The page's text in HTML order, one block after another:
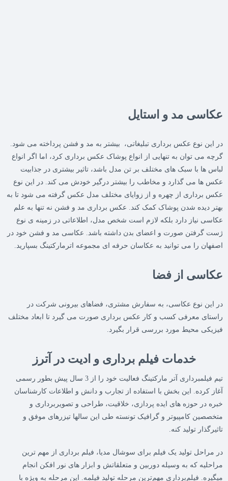
عکاسی مد و استایل
در این نوع عکس برداری تبلیغاتی، بیشتر به مد و فشن پرداخته می شود.
گرچه می توان به تنهایی از انواع پوشاک عکس برداری کرد، اما اگر انواع
لباس ها با سبک های مختلف بر تن مدل باشد، تاثیر بیشتری در جذابیت
عکس ها می گذارد و مخاطب را بیشتر درگیر خودش می کند. در این نوع
عکس برداری از چهره و از زوایای مختلف مدل عکس گرفته می شود تا به
بهتر دیده شدن پوشاک کمک کند. عکس برداری مد و فشن نه تنها به علم
عکاسی نیاز دارد بلکه لازم است شخص مدل، اطلاعاتی در زمینه ی نوع
ژست گرفتن صورت و اعضای بدن داشته باشد. عکاسی مد و فشن خود در
اصفهان را می توانید به عکاسان حرفه ای مجموعه اترمارکتینگ بسپارید.
عکاسی از فضا
در این نوع عکاسی، به سفارش مشتری، فضاهای بیرونی شرکت در
راستای معرفی کسب و کار عکس برداری صورت می گیرد تا ابعاد مختلف
فیزیکی محیط مورد بررسی قرار بگیرد.
خدمات فیلم برداری و ادیت در آترز
تیم فیلمبرداری آتر مارکتینگ فعالیت خود را از 3 سال پیش بطور رسمی
آغاز کرده. این بخش با استفاده از تجارب و دانش و اطلاعات کارشناسان
خبره در حوزه های ایده پردازی، خلاقیت، طراحی و تصویربرداری و
متخصصین کامپیوتر و گرافیک تونسته طی این سالها تیزرهای موفق و
تاثیرگذار تولید کنه.
در مراحل تولید یک فیلم برای سوشال مدیا، فیلم برداری از مهم ترین
مراحلیه که به وسیله دوربین و متعلقاتش و ابزار های نور افکن انجام
میگیره. فیلم‌برداری مهم‌ترین مرحله تولید فیلمه. این مرحله به ویژه با